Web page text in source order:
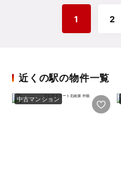
1 2
近くの駅の物件一覧
中古マンション